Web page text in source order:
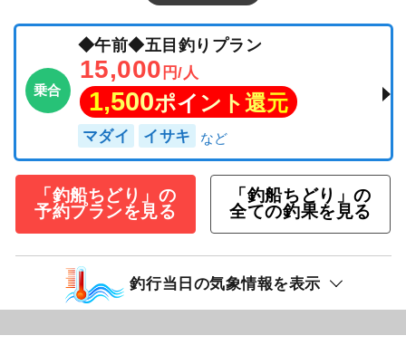
乗合
◆午前◆五目釣りプラン
15,000 円/人
1,500ポイント還元
マダイ イサキ
「釣船ちどり」の
予約プランを見る
「釣船ちどり」の
全ての釣果を見る
釣行当日の気象情報を表示